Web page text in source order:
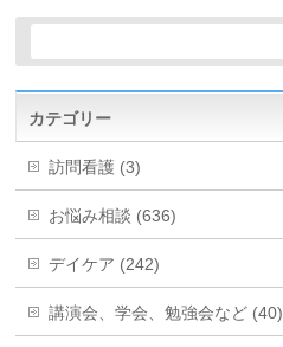
カテゴリー
訪問看護 (3)
お悩み相談 (636)
デイケア (242)
講演会、学会、勉強会など (40)